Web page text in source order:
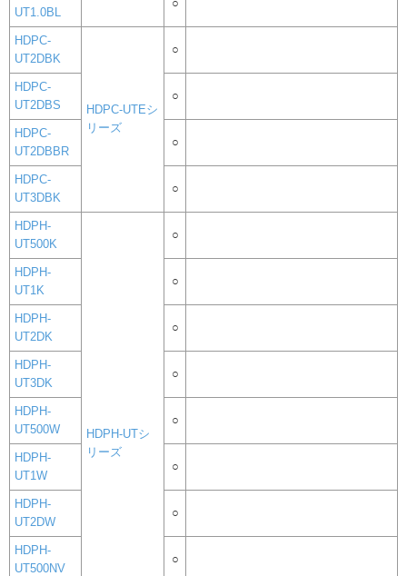
UT1.0BL
○
HDPC-
UT2DBK
HDPC-UTEシ
リーズ
○
HDPC-
UT2DBS
○
HDPC-
UT2DBBR
○
HDPC-
UT3DBK
○
HDPH-
UT500K
HDPH-UTシ
リーズ
○
HDPH-
UT1K
○
HDPH-
UT2DK
○
HDPH-
UT3DK
○
HDPH-
UT500W
○
HDPH-
UT1W
○
HDPH-
UT2DW
○
HDPH-
UT500NV
○